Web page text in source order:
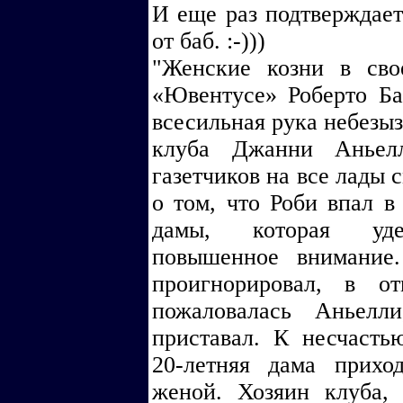
И еще раз
от баб. :-)))
"Женские козни в
«Ювентусе» Роберто
всесильная рука
клуба Джанни
газетчиков на все
о том, что Роби впал в
дамы, которая
повышенное
проигнорировал, в
пожаловалась
приставал. К
20-летняя дама
женой. Хозяин